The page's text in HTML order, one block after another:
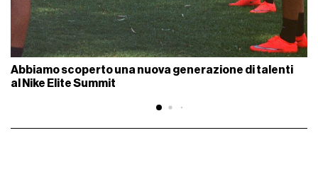
Abbiamo scoperto una nuova generazione di talenti
al Nike Elite Summit